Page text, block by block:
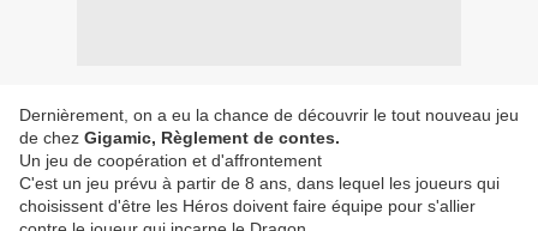
Dernièrement, on a eu la chance de découvrir le tout nouveau jeu
de chez Gigamic, Règlement de contes.
Un jeu de coopération et d'affrontement
C'est un jeu prévu à partir de 8 ans, dans lequel les joueurs qui
choisissent d'être les Héros doivent faire équipe pour s'allier